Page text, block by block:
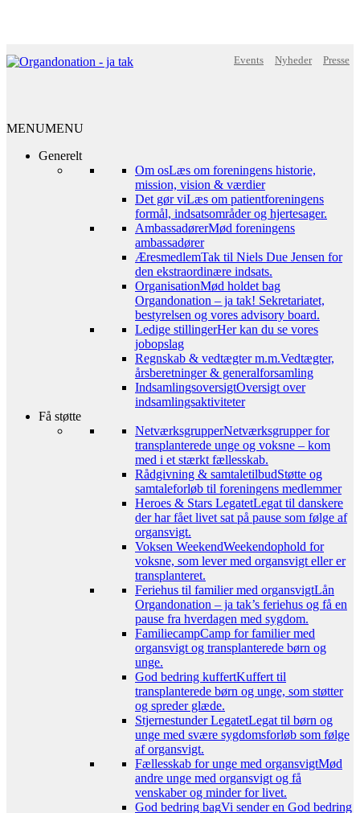
Events Nyheder Presse
MENUMENU
Generelt
Om osLæs om foreningens historie,
mission, vision & værdier
Det gør viLæs om patientforeningens
formål, indsatsområder og hjertesager.
AmbassadørerMød foreningens
ambassadører
ÆresmedlemTak til Niels Due Jensen for
den ekstraordinære indsats.
OrganisationMød holdet bag
Organdonation – ja tak! Sekretariatet,
bestyrelsen og vores advisory board.
Ledige stillingerHer kan du se vores
jobopslag
Regnskab & vedtægter m.m.Vedtægter,
årsberetninger & generalforsamling
IndsamlingsoversigtOversigt over
indsamlingsaktiviteter
Få støtte
NetværksgrupperNetværksgrupper for
transplanterede unge og voksne – kom
med i et stærkt fællesskab.
Rådgivning & samtaletilbudStøtte og
samtaleforløb til foreningens medlemmer
Heroes & Stars LegatetLegat til danskere
der har fået livet sat på pause som følge af
organsvigt.
Voksen WeekendWeekendophold for
voksne, som lever med organsvigt eller er
transplanteret.
Feriehus til familier med organsvigtLån
Organdonation – ja tak’s feriehus og få en
pause fra hverdagen med sygdom.
FamiliecampCamp for familier med
organsvigt og transplanterede børn og
unge.
God bedring kuffertKuffert til
transplanterede børn og unge, som støtter
og spreder glæde.
Stjernestunder LegatetLegat til børn og
unge med svære sygdomsforløb som følge
af organsvigt.
Fællesskab for unge med organsvigtMød
andre unge med organsvigt og få
venskaber og minder for livet.
God bedring bagVi sender en God bedring